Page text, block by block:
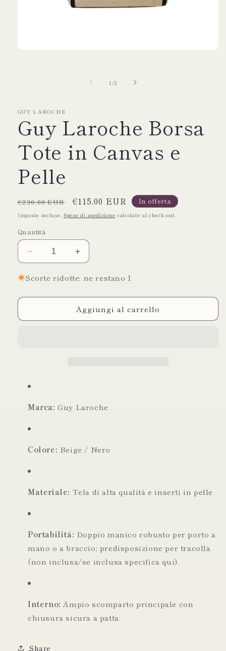
1 /su
2
GUY LAROCHE
Guy Laroche Borsa
Tote in Canvas e
Pelle
Prezzo
di
€230,00 EUR
Prezzo
scontato
€115,00 EUR In offerta
Imposte incluse. Spese di spedizione calcolate al check-out.
Quantità
Diminuisci
quantità
per
Laroche
Tote
Aumenta
quantità
per
Laroche
Borsa
Tote
Scorte ridotte: ne restano 1
Aggiungi al carrello
Marca: Guy Laroche
Colore: Beige / Nero
Materiale: Tela di alta qualità e inserti in pelle
Portabilità: Doppio manico robusto per porto a
mano o a braccio; predisposizione per tracolla
(non inclusa/se inclusa specifica qui).
Interno: Ampio scomparto principale con
chiusura sicura a patta.
Share